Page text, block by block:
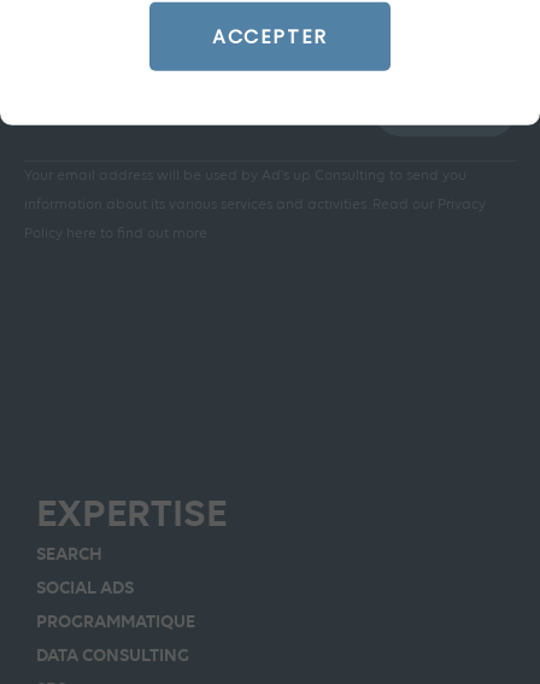
Your email address will be used by Ad's up Consulting to send you
information about its various services and activities.
Read our Privacy
Policy here to find out more
EXPERTISE
SEARCH
SOCIAL ADS
PROGRAMMATIQUE
DATA CONSULTING
ACCEPTER